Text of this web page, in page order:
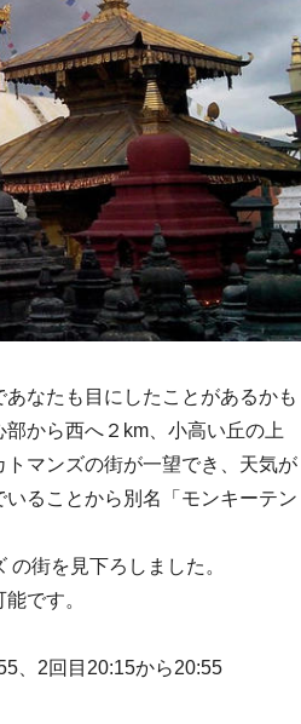
なたも目にしたことがあるかも
から西へ２km、小高い丘の上
マンズの街が一望でき、天気が
ることから別名「モンキーテン
街を見下ろしました。
です。
、2回目20:15から20:55